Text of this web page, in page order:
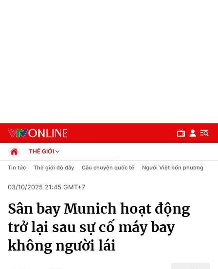
Chuyên mục
Chính trị
Xã hội
THẾ GIỚI
Chính trị
Pháp luật
Kinh tế
Thể thao
Truyền hình
Văn hóa - Giải trí
Y tế
Tin tức Thế giới đó đây Câu chuyện quốc tế Người Việt bốn phương
03/10/2025 21:45 GMT+7
Sân bay Munich hoạt động
trở lại sau sự cố máy bay
không người lái